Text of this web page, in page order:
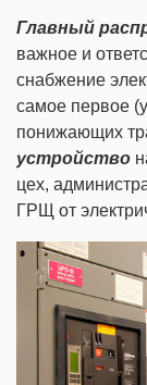
Главный
важное и
снабжение
самое первое
понижающих
устройство
цех,
ГРЩ от